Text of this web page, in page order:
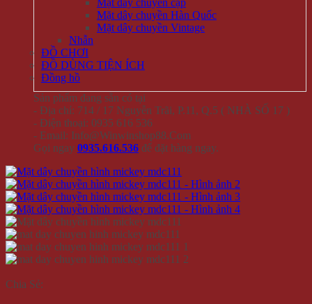
Mặt dây chuyền cặp
Mặt dây chuyền Hàn Quốc
Mặt dây chuyền Vintage
Nhẫn
ĐỒ CHƠI
ĐỒ DÙNG TIỆN ÍCH
Đồng hồ
Sản phẩm đang sẵn có tại
- Địa chỉ: 714 / 17 Nguyễn Trãi, P.11, Q.5 ( NHÀ SỐ 17 )
- Điện thoại: 0935 616 536
- Email: Info@Winwinshop88.Com
Gọi ngay 0935.616.536 để đặt hàng ngay.
Chia Sẻ: